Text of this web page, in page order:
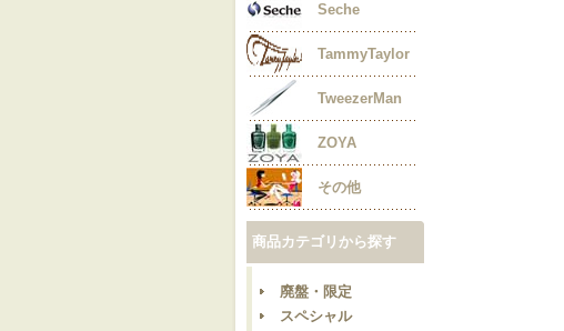
Seche
TammyTaylor
TweezerMan
ZOYA
その他
商品カテゴリから探す
廃盤・限定
スペシャル